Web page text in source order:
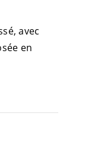
avec
en